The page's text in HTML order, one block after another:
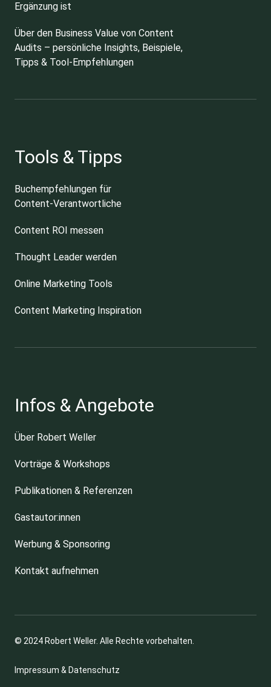
Ergänzung ist
Über den Business Value von Content
Audits – persönliche Insights, Beispiele,
Tipps & Tool-Empfehlungen
Tools & Tipps
Buchempfehlungen für
Content-Verantwortliche
Content ROI messen
Thought Leader werden
Online Marketing Tools
Content Marketing Inspiration
Infos & Angebote
Über Robert Weller
Vorträge & Workshops
Publikationen & Referenzen
Gastautor:innen
Werbung & Sponsoring
Kontakt aufnehmen
© 2024 Robert Weller. Alle Rechte vorbehalten.
Impressum & Datenschutz